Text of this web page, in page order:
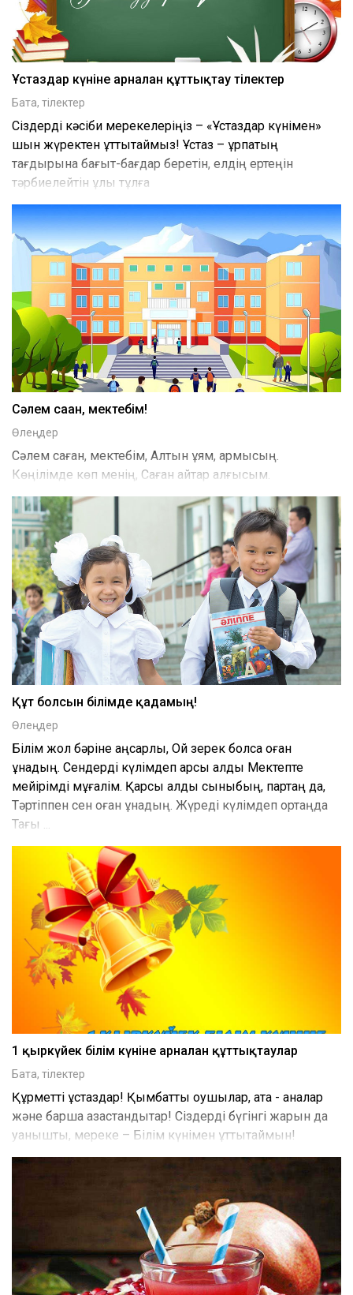
Ұстаздар күніне арналған құттықтау тілектер
Бата, тілектер
Сіздерді кәсіби мерекелеріңіз – «Ұстаздар күнімен»
шын жүректен құттықтаймыз! Ұстаз – ұрпақтың
тағдырына бағыт-бағдар беретін, елдің ертеңін
тәрбиелейтін ұлы тұлға
Сәлем саған, мектебім!
Өлеңдер
Сәлем саған, мектебім, Алтын ұям, армысың.
Көңілімде көп менің, Саған айтар алғысым.
Құт болсын білімде қадамың!
Өлеңдер
Білім жол бәріне аңсарлы, Ой зерек болса оған
ұнадың. Сендерді күлімдеп қарсы алды Мектепте
мейірімді мұғалім. Қарсы алды сыныбың, партаң да,
Тәртіппен сен оған ұнадың. Жүреді күлімдеп ортаңда
Тағы ...
1 қыркүйек білім күніне арналған құттықтаулар
Бата, тілектер
Құрметті ұстаздар! Қымбатты оқушылар, ата - аналар
және барша қазақстандықтар! Сіздерді бүгінгі жарқын да
қуанышты, мереке – Білім күнімен құттықтаймын!